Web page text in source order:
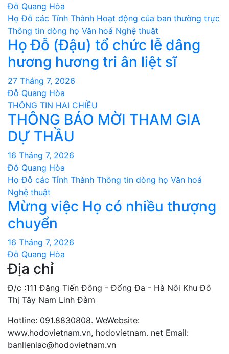
Đỗ Quang Hòa
Họ Đỗ các Tỉnh Thành Hoạt động của ban thường trực
Thông tin dòng họ Văn hoá Nghệ thuật
Họ Đỗ (Đậu) tổ chức lễ dâng
hương hương tri ân liệt sĩ
27 Tháng 7, 2026
Đỗ Quang Hòa
THÔNG TIN HAI CHIỀU
THÔNG BÁO MỜI THAM GIA
DỰ THẦU
16 Tháng 7, 2026
Đỗ Quang Hòa
Họ Đỗ các Tỉnh Thành Thông tin dòng họ Văn hoá
Nghệ thuật
Mừng việc Họ có nhiều thượng
chuyển
16 Tháng 7, 2026
Đỗ Quang Hòa
Địa chỉ
Đ/c :111 Đặng Tiến Đông - Đống Đa - Hà Nôi Khu Đô
Thị Tây Nam Linh Đàm
Hotline: 091.8830808. WeWebsite:
www.hodovietnam.vn, hodovietnam. net Email:
banlienlac@hodovietnam.vn